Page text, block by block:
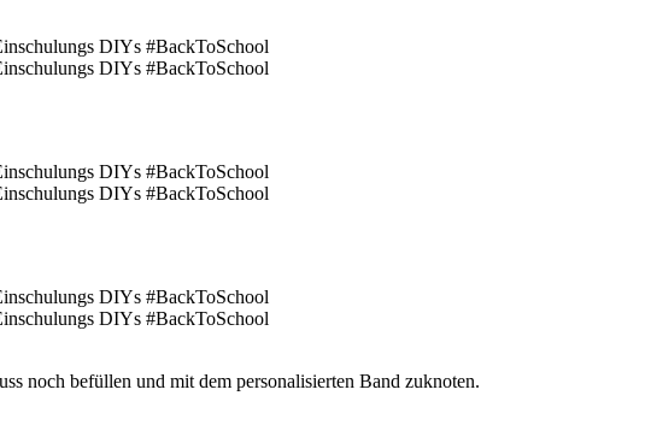
noch befüllen und mit dem personalisierten Band zuknoten.